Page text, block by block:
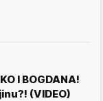
I BOGDANA!
(VIDEO)